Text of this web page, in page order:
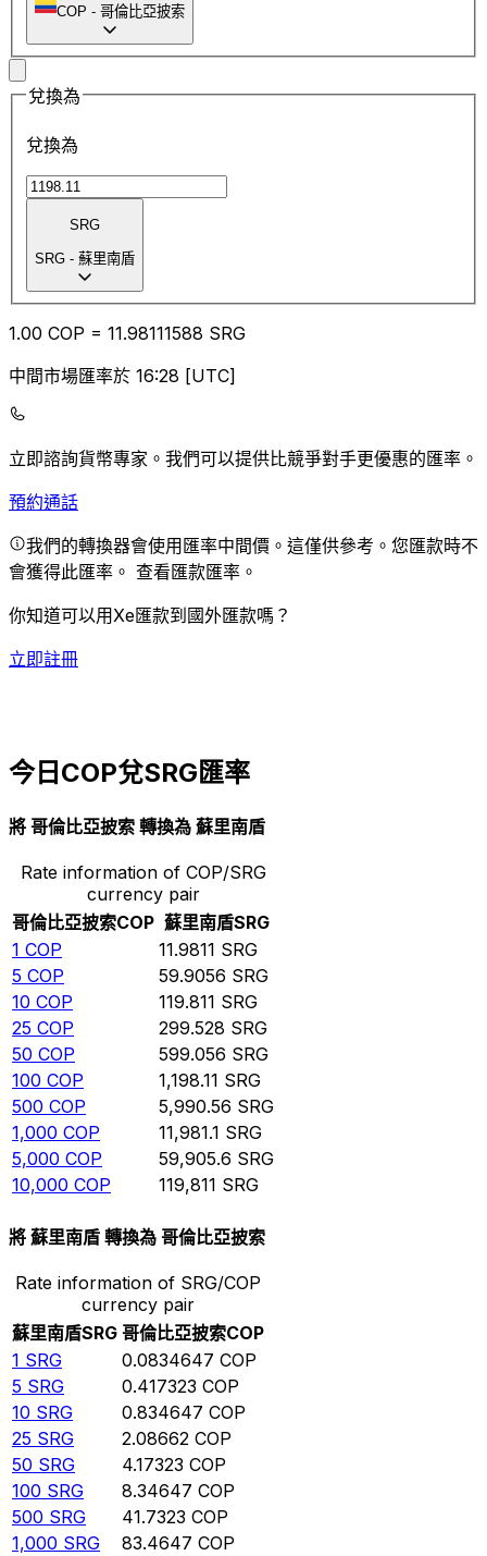
COP - 哥倫比亞披索
兌換為
兌換為
SRG
SRG - 蘇里南盾
1.00 COP = 11.98111588 SRG
中間市場匯率於 16:28 [UTC]
立即諮詢貨幣專家。 我們可以提供比競爭對手更優惠的匯率。
預約通話
我們的轉換器會使用匯率中間價。這僅供參考。您匯款時不
會獲得此匯率。 查看匯款匯率。
你知道可以用Xe匯款到國外匯款嗎？
立即註冊
今日COP兌SRG匯率
將 哥倫比亞披索 轉換為 蘇里南盾
Rate information of COP/SRG
currency pair
哥倫比亞披索COP 蘇里南盾SRG
1 COP 11.9811 SRG
5 COP 59.9056 SRG
10 COP 119.811 SRG
25 COP 299.528 SRG
50 COP 599.056 SRG
100 COP 1,198.11 SRG
500 COP 5,990.56 SRG
1,000 COP 11,981.1 SRG
5,000 COP 59,905.6 SRG
10,000 COP 119,811 SRG
將 蘇里南盾 轉換為 哥倫比亞披索
Rate information of SRG/COP
currency pair
蘇里南盾SRG 哥倫比亞披索COP
1 SRG 0.0834647 COP
5 SRG 0.417323 COP
10 SRG 0.834647 COP
25 SRG 2.08662 COP
50 SRG 4.17323 COP
100 SRG 8.34647 COP
500 SRG 41.7323 COP
1,000 SRG 83.4647 COP